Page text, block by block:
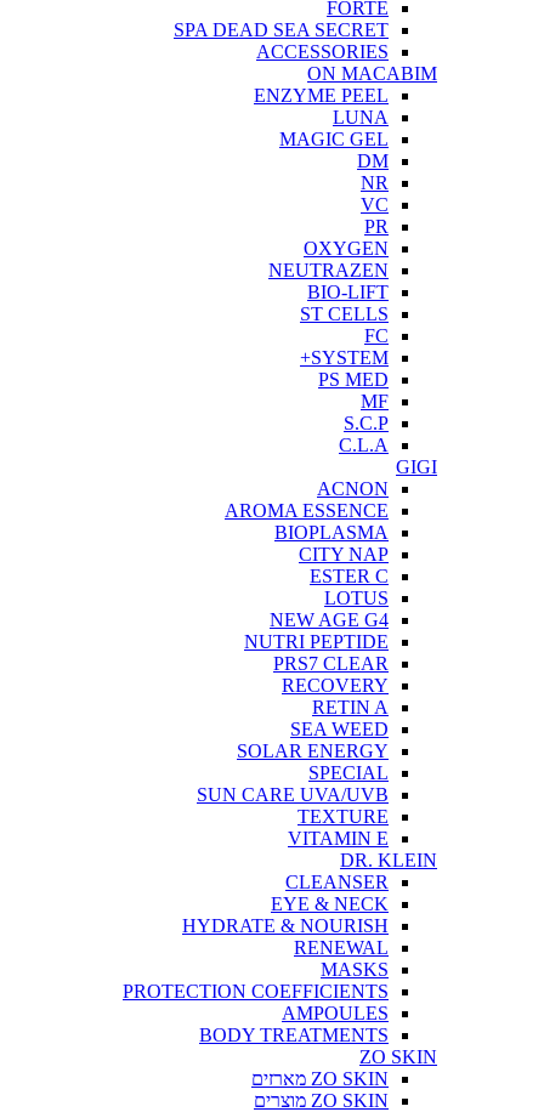
FORTE
SPA DEAD SEA SECRET
ACCESSORIES
ON MACABIM
ENZYME PEEL
LUNA
MAGIC GEL
DM
NR
VC
PR
OXYGEN
NEUTRAZEN
BIO-LIFT
ST CELLS
FC
SYSTEM+
PS MED
MF
S.C.P
C.L.A
GIGI
ACNON
AROMA ESSENCE
BIOPLASMA
CITY NAP
ESTER C
LOTUS
NEW AGE G4
NUTRI PEPTIDE
PRS7 CLEAR
RECOVERY
RETIN A
SEA WEED
SOLAR ENERGY
SPECIAL
SUN CARE UVA/UVB
TEXTURE
VITAMIN E
DR. KLEIN
CLEANSER
EYE & NECK
HYDRATE & NOURISH
RENEWAL
MASKS
PROTECTION COEFFICIENTS
AMPOULES
BODY TREATMENTS
ZO SKIN
ZO SKIN מארזים
ZO SKIN מוצרים